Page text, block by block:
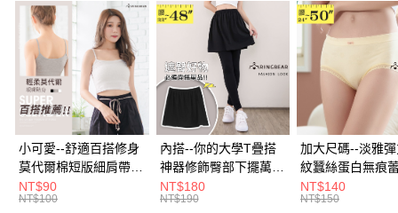
超商取貨付款
LINE Pay
Apple Pay
街口支付
悠遊付
Google Pay
全盈+PAY
小可愛--舒適百搭修身
莫代爾棉短版細肩帶素
色背心(白.黑.灰L-2L)-
U582眼圈熊中大尺碼
NT$90
NT$100
內搭--你的大學T疊搭
神器修飾臀部下擺萬用
內搭裙/遮臀裙(黑2L-
6L)-Q155眼圈熊中大
NT$180
NT$190
加大尺碼--淡雅
紋蠶絲蛋白無痕
角內褲(白.粉.藍.
3L)-L28眼圈熊中
NT$140
NT$150